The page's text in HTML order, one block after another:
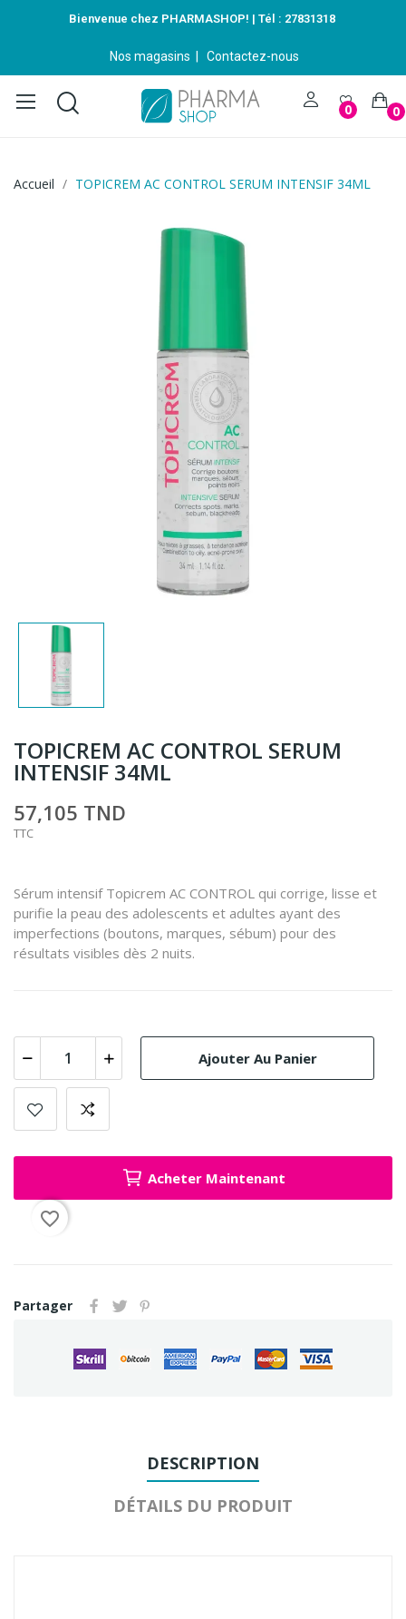
Bienvenue chez PHARMASHOP! | Tél : 27831318
Nos magasins Contactez-nous
0 0
Accueil TOPICREM AC CONTROL SERUM INTENSIF 34ML
TOPICREM AC CONTROL SERUM
INTENSIF 34ML
57,105 TND
TTC
Sérum intensif Topicrem AC CONTROL qui corrige, lisse et
purifie la peau des adolescents et adultes ayant des
imperfections (boutons, marques, sébum) pour des
résultats visibles dès 2 nuits.
Ajouter Au Panier
Acheter Maintenant
favorite_border
Partager
DESCRIPTION
DÉTAILS DU PRODUIT